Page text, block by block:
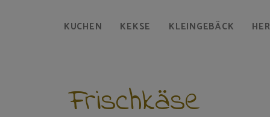
KUCHEN KEKSE KLEINGEBÄCK
Frischkäse